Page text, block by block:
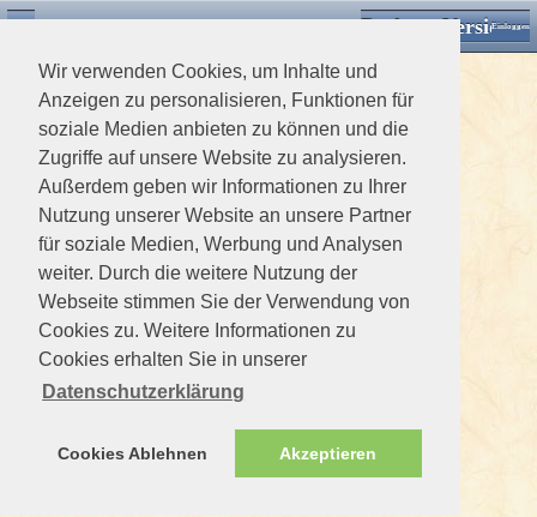
Wir verwenden Cookies, um Inhalte und
Anzeigen zu personalisieren, Funktionen für
soziale Medien anbieten zu können und die
Zugriffe auf unsere Website zu analysieren.
Außerdem geben wir Informationen zu Ihrer
Nutzung unserer Website an unsere Partner
für soziale Medien, Werbung und Analysen
weiter. Durch die weitere Nutzung der
Webseite stimmen Sie der Verwendung von
Cookies zu. Weitere Informationen zu
Cookies erhalten Sie in unserer
Datenschutzerklärung
Cookies Ablehnen Akzeptieren
Desktop VersionEinloggen